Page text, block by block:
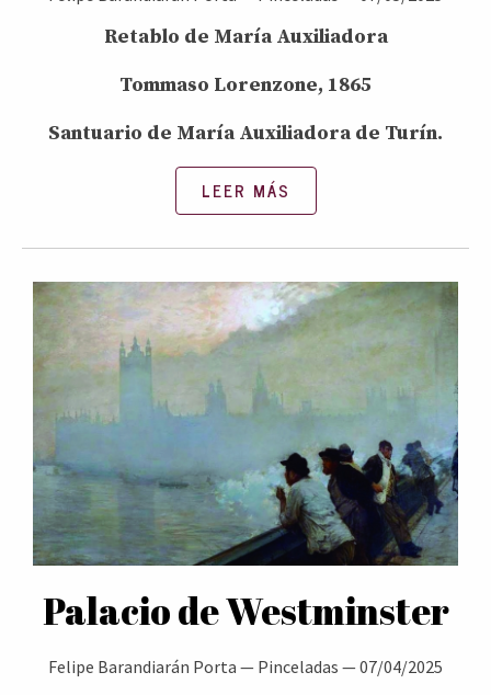
Retablo de María Auxiliadora
Tommaso Lorenzone, 1865
Santuario de María Auxiliadora de Turín.
LEER MÁS
Palacio de Westminster
Felipe Barandiarán Porta — Pinceladas —07/04/2025